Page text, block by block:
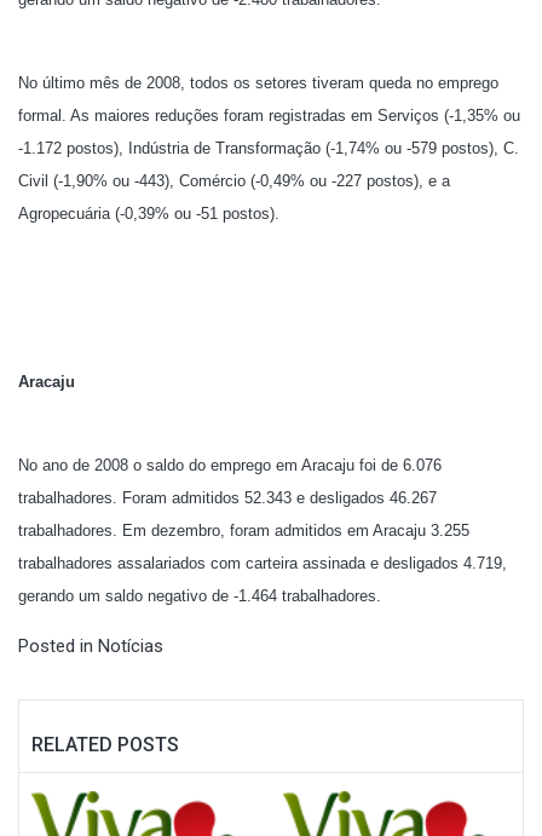
No último mês de 2008, todos os setores tiveram queda no emprego
formal. As maiores reduções foram registradas em Serviços (-1,35% ou
-1.172 postos), Indústria de Transformação (-1,74% ou -579 postos), C.
Civil (-1,90% ou -443), Comércio (-0,49% ou -227 postos), e a
Agropecuária (-0,39% ou -51 postos).
Aracaju
No ano de 2008 o saldo do emprego em Aracaju foi de 6.076
trabalhadores. Foram admitidos 52.343 e desligados 46.267
trabalhadores. Em dezembro, foram admitidos em Aracaju 3.255
trabalhadores assalariados com carteira assinada e desligados 4.719,
gerando um saldo negativo de -1.464 trabalhadores.
Posted in Notícias
RELATED POSTS